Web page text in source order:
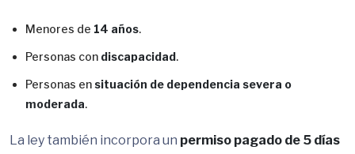
Menores de 14 años.
Personas con discapacidad.
Personas ensituación de dependencia severa o
moderada.
La ley también incorpora un permiso pagado de 5 días